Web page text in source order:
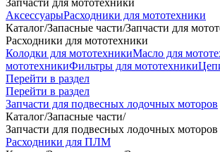
Запчасти для мототехники
АксессуарыРасходники для мототехники
Каталог/Запасные части/Запчасти для
Расходники для мототехники
Колодки для мототехникиМасло для
мототехникиФильтры для мототехники
Перейти в раздел
Перейти в раздел
Запчасти для подвесных лодочных моторов
Каталог/Запасные части/
Запчасти для подвесных лодочных моторов
Расходники для ПЛМ